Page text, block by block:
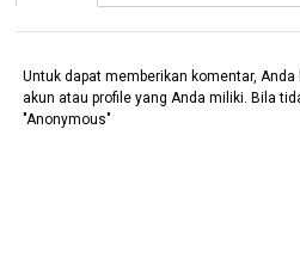
Untuk dapat memberikan komentar,
akun atau profile yang Anda miliki. Bila
"Anonymous"